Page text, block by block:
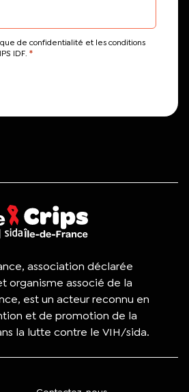
de confidentialité et les conditions
IDF. *
association déclarée
organisme associé de la
est un acteur reconnu en
et de promotion de la
la lutte contre le VIH/sida.